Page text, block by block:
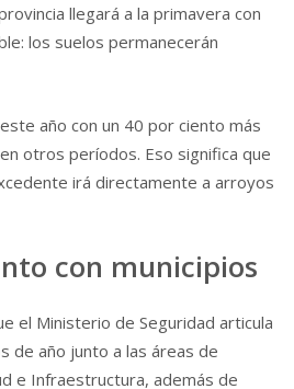
llegará a la primavera con
los suelos permanecerán
año con un 40 por ciento más
otros períodos. Eso significa que
irá directamente a arroyos
con municipios
el Ministerio de Seguridad articula
de año junto a las áreas de
e Infraestructura, además de